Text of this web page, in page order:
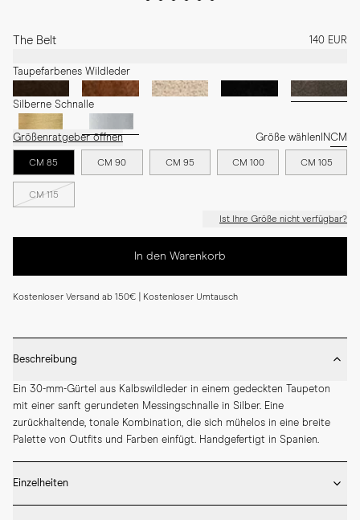
The Belt 140 EUR
Taupefarbenes Wildleder
Silberne Schnalle
Größenratgeber öffnen Größe wählen INCM
CM 85 CM 90 CM 95 CM 100 CM 105
CM 115
Ist Ihre Größe nicht verfügbar?
In den Warenkorb
Kostenloser Versand ab 150€ | Kostenloser Umtausch
Beschreibung
Ein 30-mm-Gürtel aus Kalbswildleder in einem gedeckten Taupeton
mit einer sanft gerundeten Messingschnalle in Silber. Eine
zurückhaltende, tonale Kombination, die sich mühelos in eine breite
Palette von Outfits und Farben einfügt. Handgefertigt in Spanien.
Einzelheiten